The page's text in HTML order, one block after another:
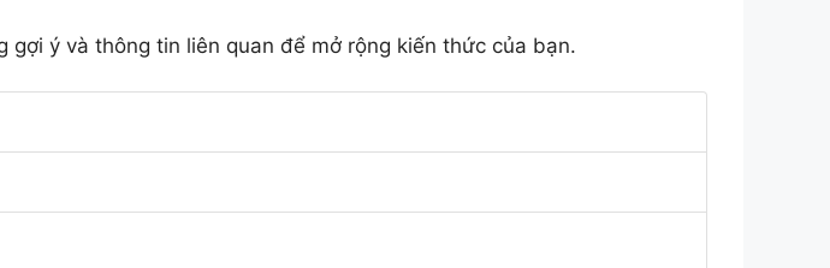
ý và thông tin liên quan để mở rộng kiến thức của bạn.